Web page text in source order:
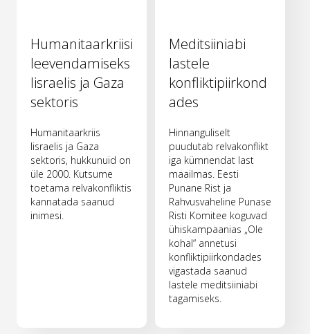
Humanitaarkriisi
leevendamiseks
Iisraelis ja Gaza
sektoris
Humanitaarkriis
Iisraelis ja Gaza
sektoris, hukkunuid on
üle 2000. Kutsume
toetama relvakonfliktis
kannatada saanud
inimesi.
Meditsiiniabi
lastele
konfliktipiirkond
ades
Hinnanguliselt
puudutab relvakonflikt
iga kümnendat last
maailmas. Eesti
Punane Rist ja
Rahvusvaheline Punase
Risti Komitee koguvad
ühiskampaanias „Ole
kohal“ annetusi
konfliktipiirkondades
vigastada saanud
lastele meditsiiniabi
tagamiseks.